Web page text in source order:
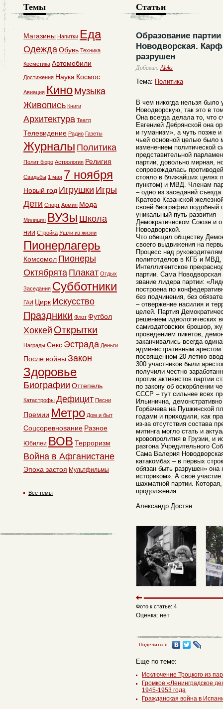
Статьи
Образование
Новодворская.
разрушен
Добавил:Aleks
Тема: Политика
В чем никогда нельзя было
Новодворскую, так это в
Она всегда делала то, что
Евгенией Дебрянской она
и гуманизм», а чуть позже
чьей основной целью было
изменением политической
представительной
партии, довольно мирная,
сопровождалась
стояло в ближайших целях
пунктом) и МВД. Членам
– одно из заседаний
Кратово Казанской
своей биографии подобный
уникальный путь развития
Демократическом Союзе и
Новодворской.
Что обещал обществу
своего выдвижения на
Процесс над
политотделов в КГБ и МВД,
Интеллигентское
партии. Сама Новодворская
звание лидера партии:
построена по
без подчинения, без
– отвержение насилия и
целей. Партия
решением идеологических
самиздатовских брошюр,
проведением пикетов,
заканчивались всегда
административным
посвященном 20-летию
300 участников были
получили честно
против активистов партии
по закону об оскорблении
СССР – тут сильнее всех
Ильинична,
Горбачева на Пушкинской
годами и приходили, как
из-за отсутствия состава
митинга могло стать и
кровопролития в Грузии, и
разгона Учредительного
Сама Валерия
катакомбах – в первых
обязан быть разрушен» она
историком». А своё
шахматной партии.
продолжения.
Александр Достян
Фото к статье: 4
Оценка: нет
Поделиться
Еще по теме:
Исключение Троцкого из
Громкое «Ленинградское
1945-1953 года
Гражданская война в
Темы
Магазины Напитки Еда
ОдеждаОбувь Техника
Косметика Автомобили
Достижения Наука Космос
Авиация Кино Музыка
Живопись Книги
Архитектура Театр
Телевидение Радио Газеты
Журналы Политика
Полит бюро Астрология Религия
Свадьбы 1 мая 7 ноября
Новый год Игрушки Игры
Дети Спорт Армия Мода
Милиция ВУЗы Школа
НИИ Стройка Ушли из жизни
Пионерлагерь
Комсомол Пионеры
Октябрята Плакат Отдых
Заседания Субботники
ГАИ Цирк Искусство
Праздники Флот Футбол
Хоккей Открытки
Награды Секс Эстрада Деньги
После войны Закон
Здоровье
Биографии Оттепель
Катастрофы Дефицит Песни
Премии Метро Дом и быт
Соцсоревнование Разное
Юбилеи ВОВ Терроризм
Война в Афганистане
Эпоха застоя Мультфильмы
Все темы